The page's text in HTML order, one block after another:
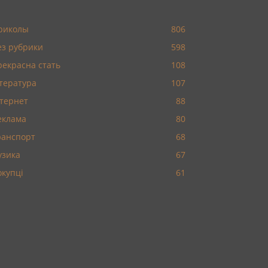
806
рубрики
598
стать
108
107
88
80
68
67
61